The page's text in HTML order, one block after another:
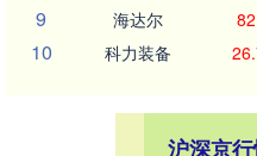
9 海达尔
10 科力装备
沪深京